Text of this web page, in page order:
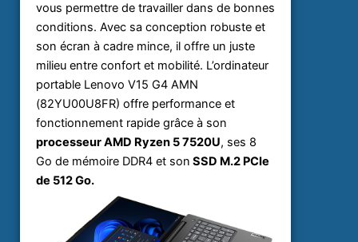
vous permettre de travailler dans de bonnes
conditions. Avec sa conception robuste et
son écran à cadre mince, il offre un juste
milieu entre confort et mobilité. L’ordinateur
portable Lenovo V15 G4 AMN
(82YU00U8FR) offre performance et
fonctionnement rapide grâce à son
processeur AMD Ryzen 5 7520U, ses 8
Go de mémoire DDR4 et son SSD M.2 PCIe
de 512 Go.